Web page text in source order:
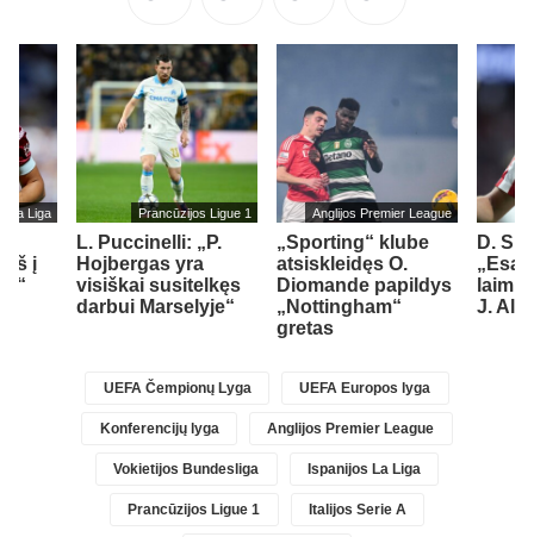
La Liga
į
Prancūzijos Ligue 1
L. Puccinelli: „P.
Hojbergas yra
visiškai susitelkęs
darbui Marselyje“
Anglijos Premier League
„Sporting“ klube
atsiskleidęs O.
Diomande papildys
„Nottingham“
gretas
D.
J.
UEFA Čempionų Lyga UEFA Europos lyga
Konferencijų lyga Anglijos Premier League
Vokietijos Bundesliga Ispanijos La Liga
Prancūzijos Ligue 1 Italijos Serie A